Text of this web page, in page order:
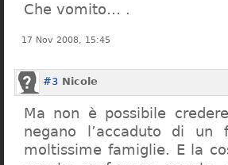
Che vomito… .
17 Nov 2008, 15:45
#3 Nicole
Ma non è possibile
negano l’accaduto di
moltissime famiglie. E la